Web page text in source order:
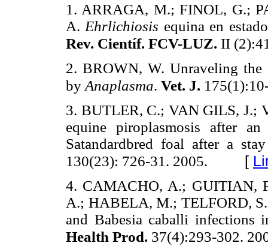
1. ARRAGA, M.; FINOL, G.;
A. Ehrlichiosis equina en
Rev. Científ. FCV-LUZ. II
2. BROWN, W. Unraveling the
by Anaplasma. Vet. J.
3. BUTLER, C.; VAN GILS, J.;
equine piroplasmosis after
Satandardbred foal after a
130(23): 726-31. 2005.
[
4. CAMACHO, A.; GUITIAN,
A.; HABELA, M.; TELFORD,
and Babesia caballi
Health Prod. 37(4):293-302.